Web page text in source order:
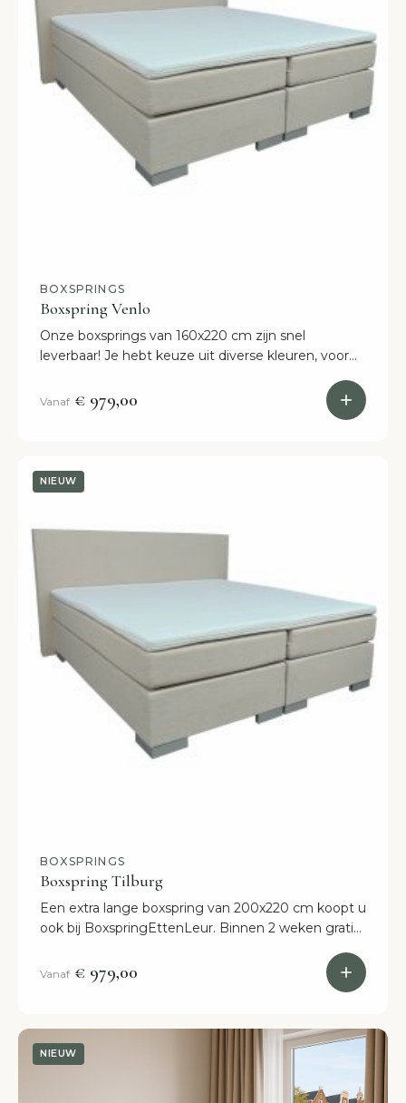
BOXSPRINGS
Boxspring Venlo
Onze boxsprings van 160x220 cm zijn snel
leverbaar! Je hebt keuze uit diverse kleuren, voor
Etten-Leur.
Vanaf € 979,00
NIEUW
BOXSPRINGS
Boxspring Tilburg
Een extra lange boxspring van 200x220 cm koopt u
ook bij BoxspringEttenLeur. Binnen 2 weken gratis
Vanaf € 979,00
NIEUW